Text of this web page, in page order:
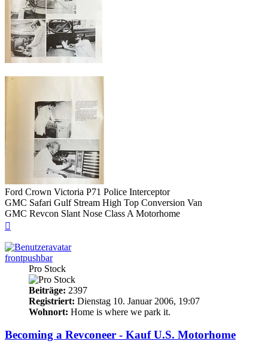
Ford Crown Victoria P71 Police Interceptor
GMC Safari Gulf Stream High Top Conversion Van
GMC Revcon Slant Nose Class A Motorhome
frontpushbar
Pro Stock
Beiträge: 2397
Registriert: Dienstag 10. Januar 2006, 19:07
Wohnort: Home is where we park it.
Becoming a Revconeer - Kauf U.S. Motorhome